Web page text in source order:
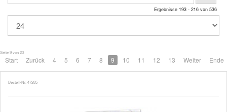
Ergebnisse 193 - 216 von 536
Seite 9 von 23
Start Zurück 4 5 6 7 8 9 10 11 12 13 Weiter Ende
Bestell-Nr. 47285